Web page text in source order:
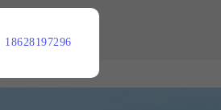
18628197296